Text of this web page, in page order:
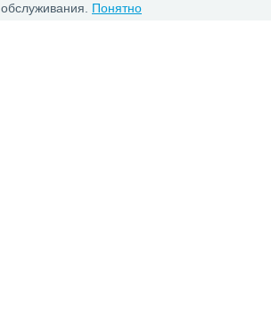
обслуживания. Понятно
Каталог